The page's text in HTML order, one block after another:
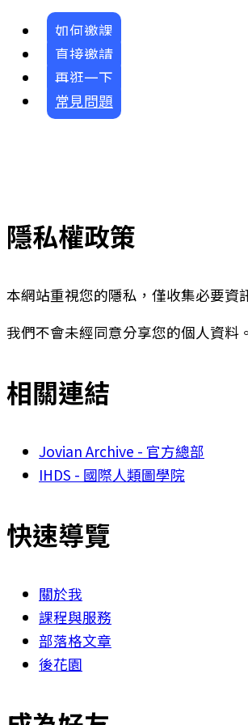
如何邀課
直接邀請
再逛一下
常見問題
隱私權政策
本網站重視您的隱私，僅收集必要資
我們不會未經同意分享您的個人資料
相關連結
Jovian Archive - 官方總部
IHDS - 國際人類圖學院
快速導覽
關於我
課程與服務
部落格文章
後花園